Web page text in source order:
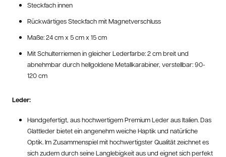
Steckfach innen
Rückwärtiges Steckfach mit Magnetverschluss
Maße: 24 cm x 5 cm x 15 cm
Mit Schulterriemen in gleicher Lederfarbe: 2 cm breit und
abnehmbar durch hellgoldene Metallkarabiner, verstellbar: 90-
120 cm
Leder:
Handgefertigt, aus hochwertigem Premium Leder aus Italien. Das
Glattleder bietet ein angenehm weiche Haptik und natürliche
Optik. Im Zusammenspiel mit hochwertigster Qualität zeichnet es
sich zudem durch seine Langlebigkeit aus und eignet sich perfekt